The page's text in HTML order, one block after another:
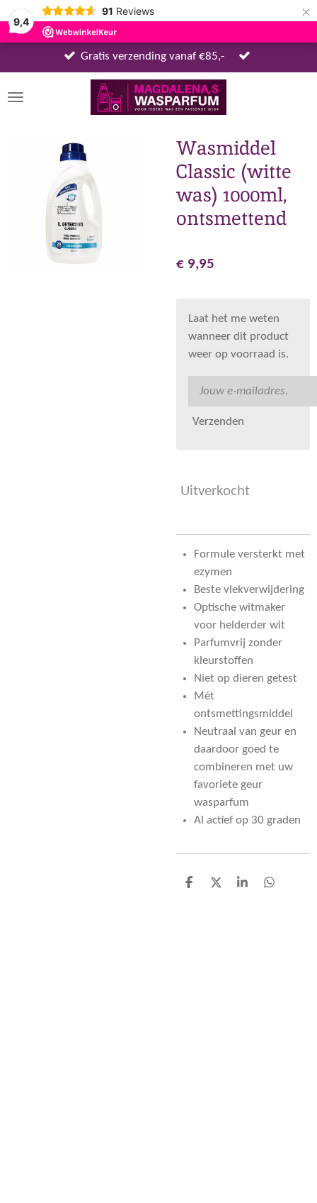
9,4
91 Reviews ×
Gratis verzending vanaf €85,-
Wasmiddel
Classic (witte
was) 1000ml,
ontsmettend
€ 9,95
Laat het me weten
wanneer dit product
weer op voorraad is.
Verzenden
Uitverkocht
Formule versterkt met
ezymen
Beste vlekverwijdering
Optische witmaker
voor helderder wit
Parfumvrij zonder
kleurstoffen
Niet op dieren getest
Mét
ontsmettingsmiddel
Neutraal van geur en
daardoor goed te
combineren met uw
favoriete geur
wasparfum
Al actief op 30 graden
D
D
S
D